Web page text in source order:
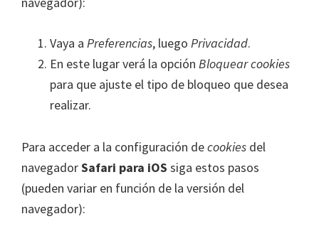
Vaya a Preferencias, luego Privacidad.
En este lugar verá la opción Bloquear cookies
para que ajuste el tipo de bloqueo que desea
realizar.
Para acceder a la configuración decookies del
navegadorSafari para iOS siga estos pasos
(pueden variar en función de la versión del
navegador):